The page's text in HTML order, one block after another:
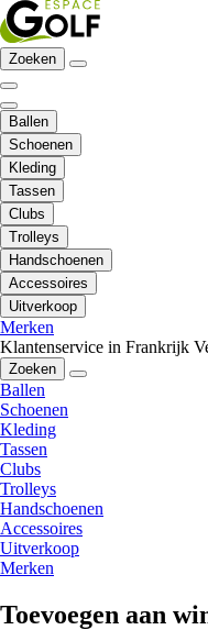
Zoeken
Ballen
Schoenen
Kleding
Tassen
Clubs
Trolleys
Handschoenen
Accessoires
Uitverkoop
Merken
Klantenservice in Frankrijk
Zoeken
Ballen
Schoenen
Kleding
Tassen
Clubs
Trolleys
Handschoenen
Accessoires
Uitverkoop
Merken
Toevoegen aan